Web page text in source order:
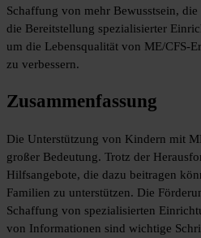
Schaffung von mehr Bewusstsein,
die Bereitstellung spezialisierter
um die Lebensqualität von ME/CFS-
zu verbessern.
Zusammenfassung
Die Unterstützung von Kindern mit
großer Bedeutung. Trotz der
Hilfsangebote, die dazu beitragen
Familien zu unterstützen. Die
Schaffung von spezialisierten
von Informationen sind wichtige